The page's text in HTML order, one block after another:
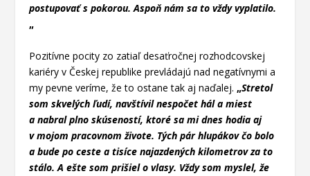
postupovať s pokorou. Aspoň nám sa to vždy vyplatilo.
„
Pozitívne pocity zo zatiaľ desaťročnej rozhodcovskej
kariéry v Českej republike prevládajú nad negatívnymi a
my pevne veríme, že to ostane tak aj naďalej.„Stretol
som skvelých ľudí, navštívil nespočet hál a miest
a nabral plno skúseností, ktoré sa mi dnes hodia aj
v mojom pracovnom živote. Tých pár hlupákov čo bolo
a bude po ceste a tisíce najazdených kilometrov za to
stálo. A ešte som prišiel o vlasy. Vždy som myslel, že